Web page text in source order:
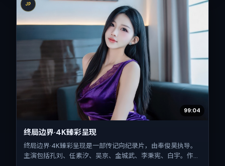
JP
99:04
终局边界·4K臻彩呈现
终局边界·4K臻彩呈现是一部传记向纪录片，由奉俊昊执导。
主演包括孔刘、任素汐、吴京、金城武、李秉宪、白宇。作品